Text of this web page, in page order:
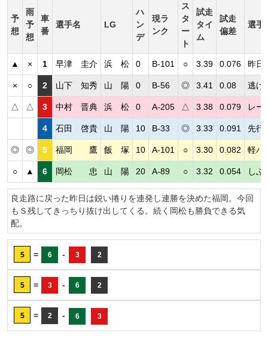
予
想
雨
予
想
車
番
選手名 LG
ハ
ン
デ
現ラ
ンク
ス
タ
ー
ト
試走
タイ
ム
試走
偏差
選手
▲ × 1 早津 圭介 浜 松 0 B-101 ○ 3.39 0.076 昨日
× ○ 2 山下 知秀 山 陽 0 B-56 ◎ 3.41 0.08 逃げ
△ △ 3 中村 晋典 浜 松 0 A-205 △ 3.38 0.079 レー
4 石田 啓貴 山 陽 10 B-33 ◎ 3.33 0.091 先行
◎ ◎ 5 福岡 鷹 飯 塚 10 A-101 ○ 3.30 0.082 軽ハ
○ ▲ 6 岡松 忠 山 陽 20 A-89 ○ 3.32 0.054 しぶ
良走路に戻った昨日は鋭い捲りを連発し連勝を決めた福岡。今回
もＳ残してきっちり抜け出してくる。続く岡松も勝負できる気
配。
5 = 6 - 3 2
5 = 3 - 6 2
5 = 2 - 6 3